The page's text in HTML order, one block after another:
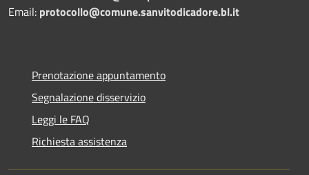
Email: protocollo@comune.sanvitodicadore.bl.it
Prenotazione appuntamento
Segnalazione disservizio
Leggi le FAQ
Richiesta assistenza